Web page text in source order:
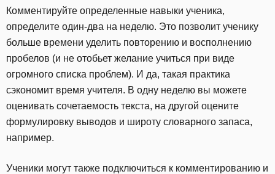
Комментируйте определенные навыки ученика,
определите один-два на неделю. Это позволит ученику
больше времени уделить повторению и восполнению
пробелов (и не отобьет желание учиться при виде
огромного списка проблем). И да, такая практика
сэкономит время учителя. В одну неделю вы можете
оценивать сочетаемость текста, на другой оцените
формулировку выводов и широту словарного запаса,
например.
Ученики могут также подключиться к комментированию и